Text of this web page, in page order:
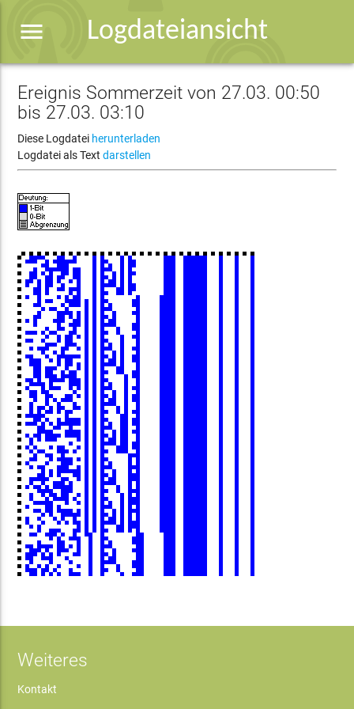
Logdateiansicht
menu
Ereignis Sommerzeit von 27.03. 00:50
bis 27.03. 03:10
Diese Logdatei herunterladen
Logdatei als Textdarstellen
Weiteres
Kontakt